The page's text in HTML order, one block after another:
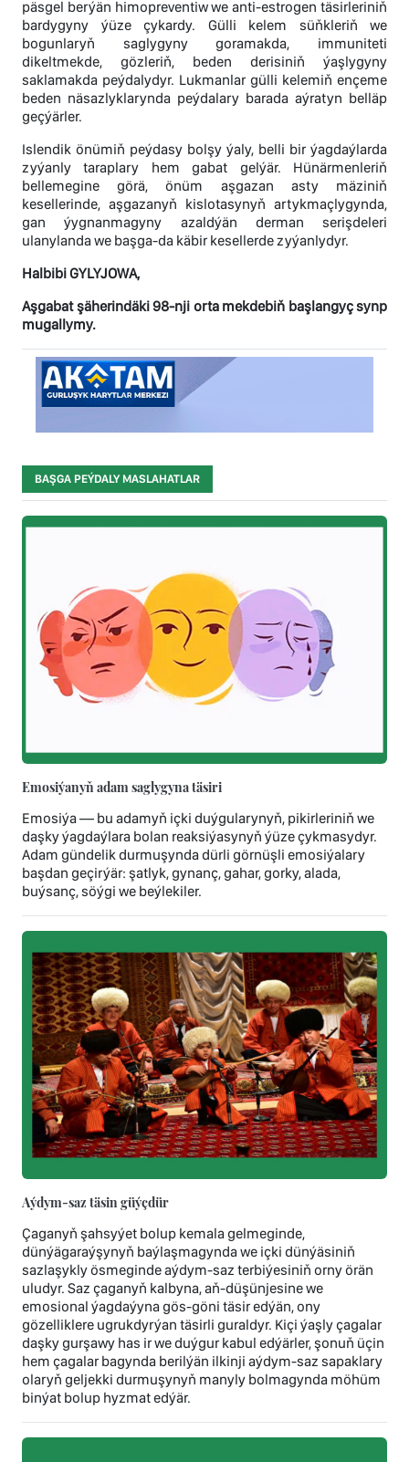
päsgel berýän himopreventiw we anti-estrogen täsirleriniň
bardygyny ýüze çykardy. Gülli kelem süňkleriň we
bogunlaryň saglygyny goramakda, immuniteti
dikeltmekde, gözleriň, beden derisiniň ýaşlygyny
saklamakda peýdalydyr. Lukmanlar gülli kelemiň ençeme
beden näsazlyklarynda peýdalary barada aýratyn belläp
geçýärler.
Islendik önümiň peýdasy bolşy ýaly, belli bir ýagdaýlarda
zyýanly taraplary hem gabat gelýär. Hünärmenleriň
bellemegine görä, önüm aşgazan asty mäziniň
kesellerinde, aşgazanyň kislotasynyň artykmaçlygynda,
gan ýygnanmagyny azaldýän derman serişdeleri
ulanylanda we başga-da käbir kesellerde zyýanlydyr.
Halbibi GYLYJOWA,
Aşgabat şäherindäki 98-nji orta mekdebiň başlangyç synp
mugallymy.
BAŞGA PEÝDALY MASLAHATLAR
Emosiýanyň adam saglygyna täsiri
Emosiýa — bu adamyň içki duýgularynyň, pikirleriniň we
daşky ýagdaýlara bolan reaksiýasynyň ýüze çykmasydyr.
Adam gündelik durmuşynda dürli görnüşli emosiýalary
başdan geçirýär: şatlyk, gynanç, gahar, gorky, alada,
buýsanç, söýgi we beýlekiler.
Aýdym-saz täsin güýçdür
Çaganyň şahsyýet bolup kemala gelmeginde,
dünýägaraýşynyň baýlaşmagynda we içki dünýäsiniň
sazlaşykly ösmeginde aýdym-saz terbiýesiniň orny örän
uludyr. Saz çaganyň kalbyna, aň-düşünjesine we
emosional ýagdaýyna gös-göni täsir edýän, ony
gözelliklere ugrukdyrýan täsirli guraldyr. Kiçi ýaşly çagalar
daşky gurşawy has ir we duýgur kabul edýärler, şonuň üçin
hem çagalar bagynda berilýän ilkinji aýdym-saz sapaklary
olaryň geljekki durmuşynyň manyly bolmagynda möhüm
binýat bolup hyzmat edýär.